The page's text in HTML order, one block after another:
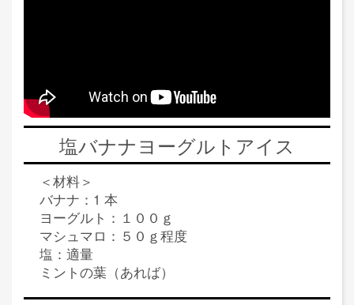
塩バナナヨーグルトアイス
＜材料＞
バナナ：1 本
ヨーグルト：１００ｇ
マシュマロ：５０ｇ程度
塩：適量
ミントの葉（あれば）